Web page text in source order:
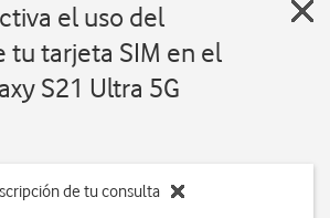
el uso del
tu tarjeta SIM en el
S21 Ultra 5G
de tu consulta